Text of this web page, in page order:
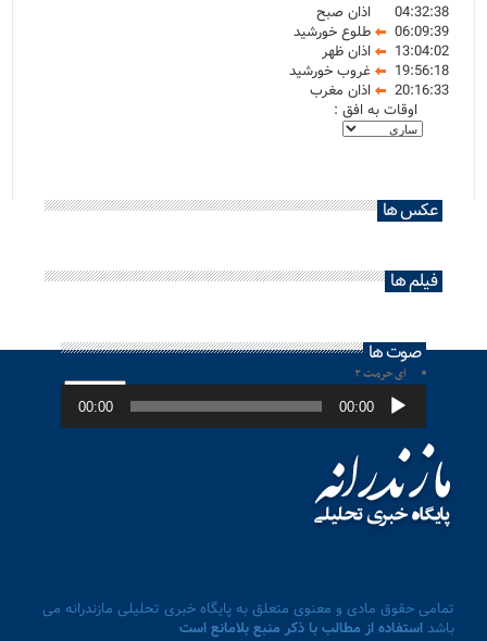
04:32:38
اذان صبح
06:09:39
طلوع خورشید
13:04:02
اذان ظهر
19:56:18
غروب خورشید
20:16:33
اذان مغرب
اوقات به افق :
عکس ها
فیلم ها
صوت ها
ای حرمت ۲
پخش‌کننده
صوت 00:00
00:00
تمامی حقوق مادی و معنوی متعلق به پایگاه خبری تحلیلی مازندرانه می
باشداستفاده از مطالب با ذکر منبع بلامانع است